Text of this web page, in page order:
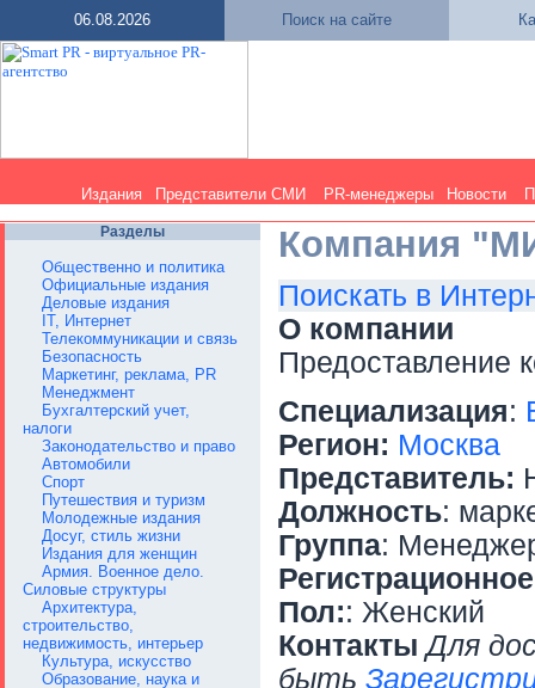
06.08.2026 Поиск на сайте
Издания Представители СМИ PR-менеджеры Новости
Разделы
Общественно и политика
Официальные издания
Деловые издания
IT, Интернет
Телекоммуникации и связь
Безопасность
Маркетинг, реклама, PR
Менеджмент
Бухгалтерский учет,
налоги
Законодательство и право
Автомобили
Спорт
Путешествия и туризм
Молодежные издания
Досуг, стиль жизни
Издания для женщин
Армия. Военное дело.
Силовые структуры
Архитектура,
строительство,
недвижимость, интерьер
Культура, искусство
Образование, наука и
Компания
Поискать в
О компании
Предоставление
Специализация:
Регион: Москва
Представитель:
Должность:
Группа:
Пол:: Женский
Контакты Для
быть